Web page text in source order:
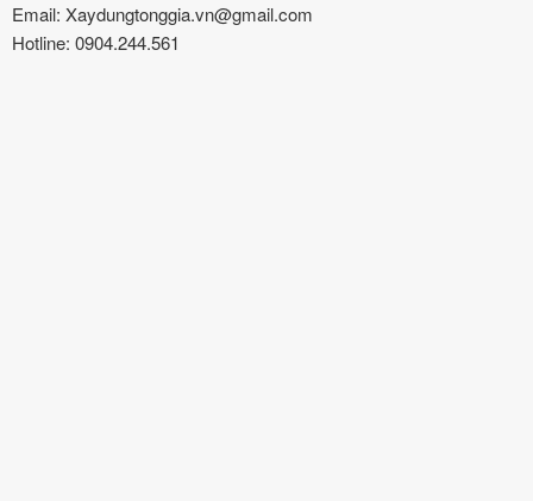
Email: Xaydungtonggia.vn@gmail.com
Hotline: 0904.244.561